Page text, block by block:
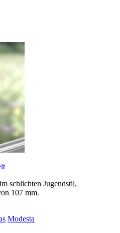
schlichten Jugendstil,
107 mm.
Modesta